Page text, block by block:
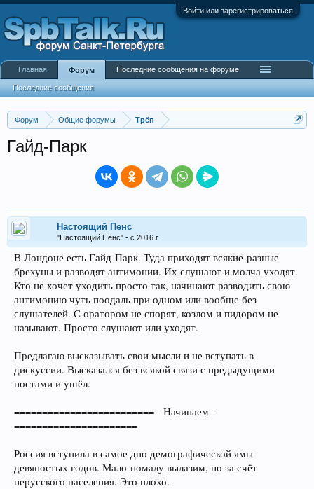
Войти или зарегистрироваться
Форум Общие форумы Трёп
Гайд-Парк
Настоящий Пенс
"Настоящий Пенс" - с 2016 г
В Лондоне есть Гайд-Парк. Туда приходят всякие-разные
брехуны и разводят антимонии. Их слушают и молча уходят.
Кто не хочет уходить просто так, начинают разводить свою
антимонию чуть поодаль при одном или вообще без
слушателей. С оратором не спорят, козлом и пидором не
называют. Просто слушают или уходят.
Предлагаю высказывать свои мысли и не вступать в
дискуссии. Высказался без всякой связи с предыдущими
постами и ушёл.
========================= - Начинаем -
======================
Россия вступила в самое дно демографической ямы
девяностых годов. Мало-помалу вылазим, но за счёт
нерусского населения. Это плохо.
Главная Форум
Последние сообщения
Последние сообщения на форуме